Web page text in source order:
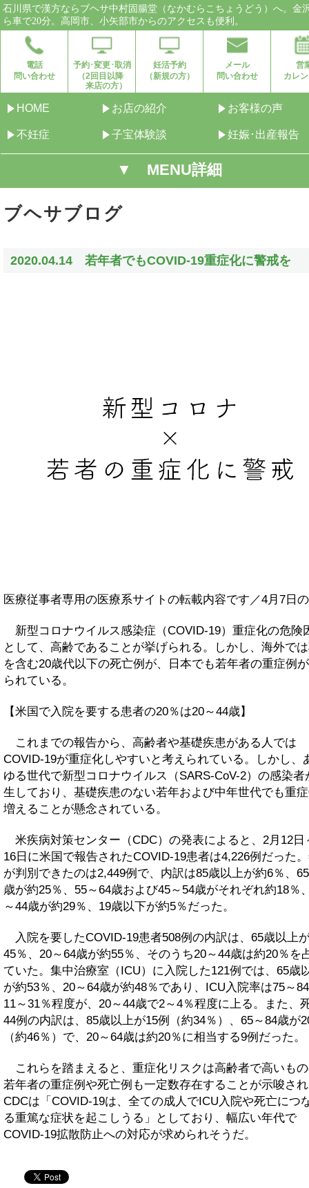
石川県で漢方ならブヘサ中村固腸堂（なかむらこちょうどう）へ。金
ら車で20分。高岡市、小矢部市からのアクセスも便利。
電話
問い合わせ
予約･変更･取消
（2回目以降
来店の方）
妊活予約
（新規の方）
メール
問い合わせ
営
カレ
HOME お店の紹介 お客様の声
不妊症 子宝体験談 妊娠･出産報告
▼ MENU詳細
ブヘサブログ
2020.04.14 若年者でもCOVID-19重症化に警戒を
医療従事者専用の医療系サイトの転載内容です／4月7日
新型コロナウイルス感染症（COVID-19）重症化の危険
として、高齢であることが挙げられる。しかし、海外で
を含む20歳代以下の死亡例が、日本でも若年者の重症例
られている。
【米国で入院を要する患者の20％は20～44歳】
これまでの報告から、高齢者や基礎疾患がある人では
COVID-19が重症化しやすいと考えられている。しかし、
ゆる世代で新型コロナウイルス（SARS-CoV-2）の感染者
生しており、基礎疾患のない若年および中年世代でも重
増えることが懸念されている。
米疾病対策センター（CDC）の発表によると、2月12日
16日に米国で報告されたCOVID-19患者は4,226例だった
が判別できたのは2,449例で、内訳は85歳以上が約6％、
歳が約25％、55～64歳および45～54歳がそれぞれ約18％
～44歳が約29％、19歳以下が約5％だった。
入院を要したCOVID-19患者508例の内訳は、65歳以上
45％、20～64歳が約55％、そのうち20～44歳は約20％を
ていた。集中治療室（ICU）に入院した121例では、65歳
が約53％、20～64歳が約48％であり、ICU入院率は75～
11～31％程度が、20～44歳で2～4％程度に上る。また、
44例の内訳は、85歳以上が15例（約34％）、65～84歳が
（約46％）で、20～64歳は約20％に相当する9例だった。
これらを踏まえると、重症化リスクは高齢者で高いも
若年者の重症例や死亡例も一定数存在することが示唆さ
CDCは「COVID-19は、全ての成人でICU入院や死亡につ
る重篤な症状を起こしうる」としており、幅広い年代で
COVID-19拡散防止への対応が求められそうだ。